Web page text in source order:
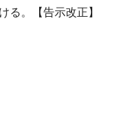
る。【告示改正】